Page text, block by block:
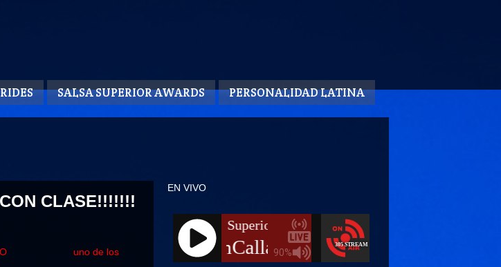
SALSA SUPERIOR AWARDS PERSONALIDAD LATINA
EN VIVO
CLASE!!!!!!!
uno de los